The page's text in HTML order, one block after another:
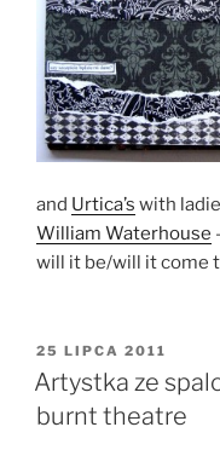
and Urtica’s with
William Waterhouse
will it be/will it come
OPUBLIKOWANE
W
25 LIPCA 2011
Artystka ze
burnt theatre